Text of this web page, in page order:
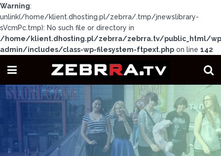
Warning:
unlink(/home/klient.dhosting.pl/zebrra/.tmp/jnewslibrary-
sVcmPc.tmp): No such file or directory in
/home/klient.dhosting.pl/zebrra/zebrra.tv/public_html/
admin/includes/class-wp-filesystem-ftpext.php on line 142